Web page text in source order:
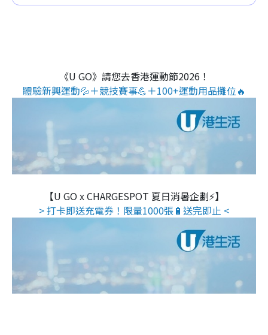
《U GO》請您去香港運動節2026！
體驗新興運動💦＋競技賽事💪＋100+運動用品攤位🔥
【U GO x CHARGESPOT 夏日消暑企劃⚡】
> 打卡即送充電券！限量1000張🔋送完即止 <